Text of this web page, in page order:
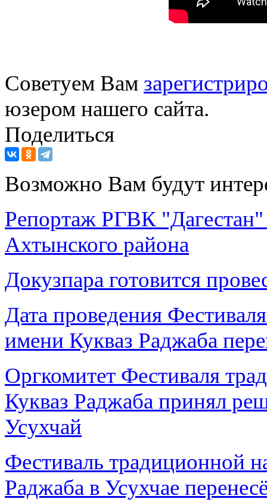
Советуем Вам
юзером нашего сайта.
Поделиться
Возможно Вам будут
Репортаж РГВК "Дагестан"
Ахтынского района
Докузпара готовится
Дата проведения
имени Кукваз Раджаба
Оргкомитет Фестиваля
Кукваз Раджаба принял
Усухчай
Фестиваль традиционной
Раджаба в Усухчае